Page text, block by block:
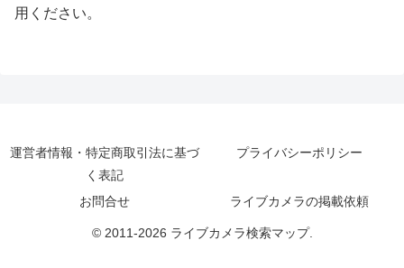
用ください。
運営者情報・特定商取引法に基づ
く表記
プライバシーポリシー
お問合せ ライブカメラの掲載依頼
© 2011-2026 ライブカメラ検索マップ.